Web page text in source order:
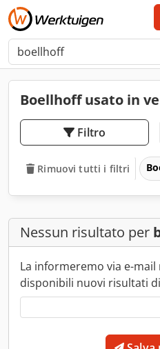
Boellhoff usato in
Filtro
Rimuovi tutti i filtri
Nessun risultato per
La informeremo via e-
disponibili nuovi risultati